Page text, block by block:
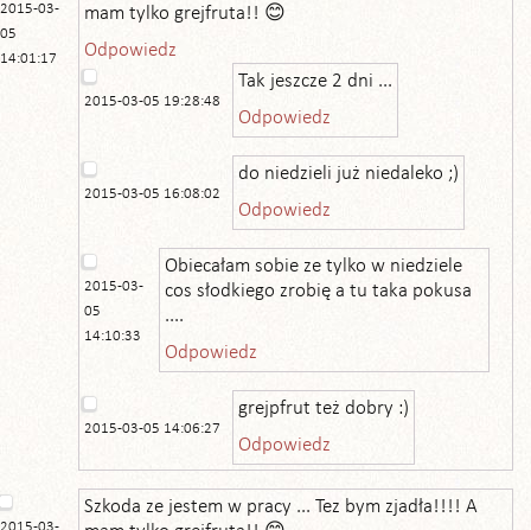
2015-03-
05
14:01:17
mam tylko grejfruta!! 😊
Odpowiedz
2015-03-05 19:28:48
Tak jeszcze 2 dni ...
Odpowiedz
2015-03-05 16:08:02
do niedzieli już niedaleko ;)
Odpowiedz
2015-03-
05
14:10:33
Obiecałam sobie ze tylko w niedziele
cos słodkiego zrobię a tu taka pokusa
....
Odpowiedz
2015-03-05 14:06:27
grejpfrut też dobry :)
Odpowiedz
Szkoda ze jestem w pracy ... Tez bym zjadła!!!! A